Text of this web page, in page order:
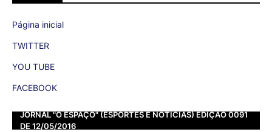
Página inicial
TWITTER
YOU TUBE
FACEBOOK
JORNAL "O ESPAÇO" (ESPORTES E NOTÍCIAS) EDIÇÃO 0091
DE 12/05/2016